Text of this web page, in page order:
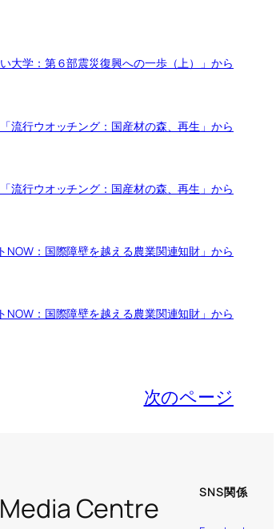
大学：第６部震災復興への一歩（上）」から
流行ウオッチング：国産材の森、再生」から
流行ウオッチング：国産材の森、再生」から
：国際障壁を越える農業関連知財」から
：国際障壁を越える農業関連知財」から
次のページ
Centre SNS関係